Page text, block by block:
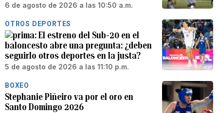
6 de agosto de 2026 a las 10:50 a.m.
OTROS DEPORTES
El estreno del Sub-20 en el
baloncesto abre una pregunta: ¿deben
seguirlo otros deportes en la justa?
5 de agosto de 2026 a las 11:10 p.m.
BOXEO
Stephanie Piñeiro va por el oro en
Santo Domingo 2026